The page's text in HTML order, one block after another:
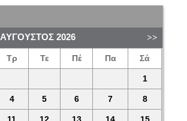
ΑΎΓΟΥΣΤΟΣ 2026
Τρ Τε Πέ Πα Σά
1
4 5 6 7 8